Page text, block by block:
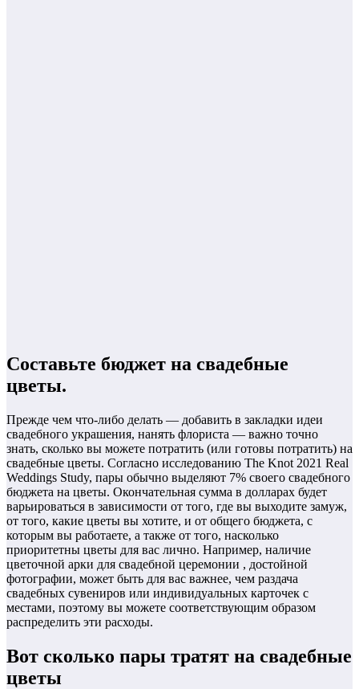
Составьте бюджет на свадебные
цветы.
Прежде чем что-либо делать — добавить в закладки идеи
свадебного украшения, нанять флориста — важно точно
знать, сколько вы можете потратить (или готовы потратить) на
свадебные цветы. Согласно исследованию The Knot 2021 Real
Weddings Study, пары обычно выделяют 7% своего свадебного
бюджета на цветы. Окончательная сумма в долларах будет
варьироваться в зависимости от того, где вы выходите замуж,
от того, какие цветы вы хотите, и от общего бюджета, с
которым вы работаете, а также от того, насколько
приоритетны цветы для вас лично. Например, наличие
цветочной арки для свадебной церемонии , достойной
фотографии, может быть для вас важнее, чем раздача
свадебных сувениров или индивидуальных карточек с
местами, поэтому вы можете соответствующим образом
распределить эти расходы.
Вот сколько пары тратят на свадебные
цветы